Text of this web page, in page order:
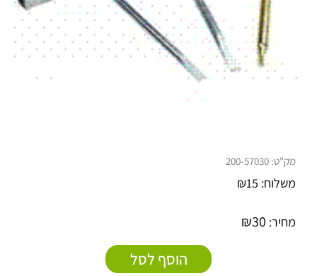
מק"ט: 200-57030
משלוח: ₪15
מחיר: ₪30
הוסף לסל